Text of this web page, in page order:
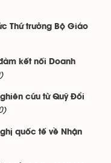
Thứ trưởng Bộ Giáo
kết nối Doanh
cứu từ Quỹ Đổi
quốc tế về Nhận